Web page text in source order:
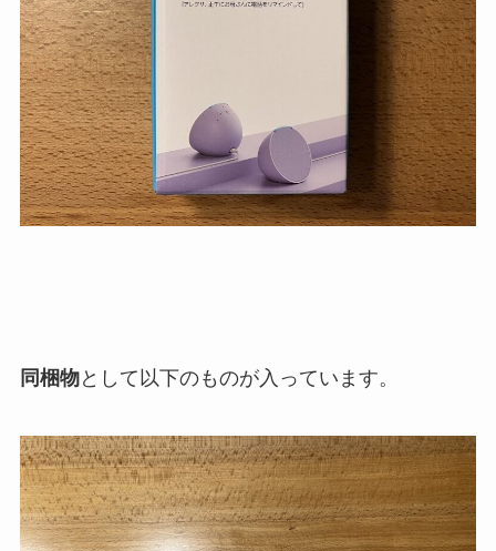
同梱物として以下のものが入っています。